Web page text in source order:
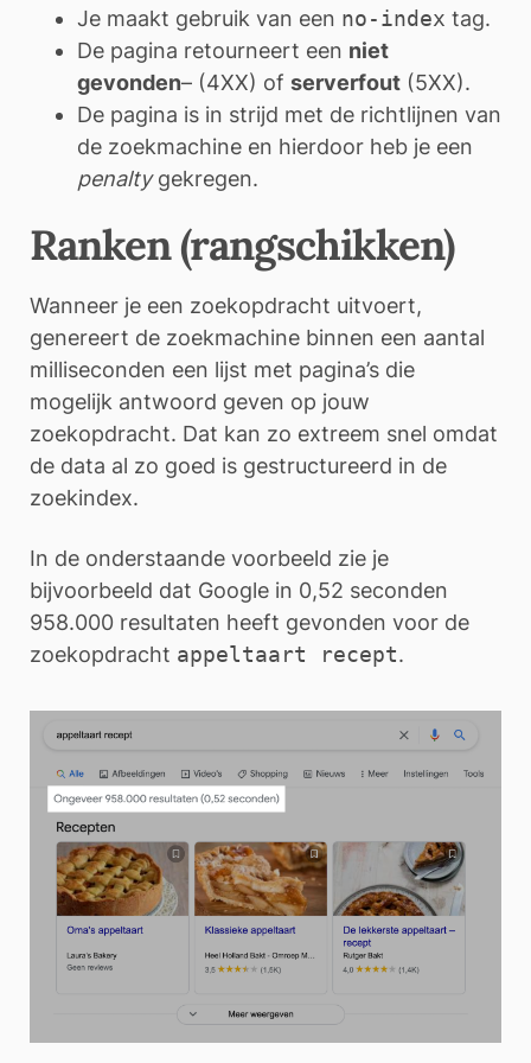
Je maakt gebruik van een no-index tag.
De pagina retourneert een niet
gevonden– (4XX) of serverfout (5XX).
De pagina is in strijd met de richtlijnen van
de zoekmachine en hierdoor heb je een
penaltygekregen.
Ranken (rangschikken)
Wanneer je een zoekopdracht uitvoert,
genereert de zoekmachine binnen een aantal
milliseconden een lijst met pagina’s die
mogelijk antwoord geven op jouw
zoekopdracht. Dat kan zo extreem snel omdat
de data al zo goed is gestructureerd in de
zoekindex.
In de onderstaande voorbeeld zie je
bijvoorbeeld dat Google in 0,52 seconden
958.000 resultaten heeft gevonden voor de
zoekopdracht appeltaart recept.